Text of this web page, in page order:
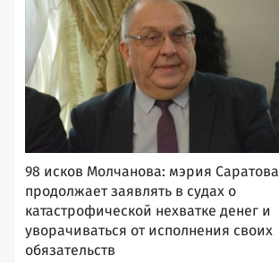
98 исков Молчанова: мэрия Саратова
продолжает заявлять в судах о
катастрофической нехватке денег и
уворачиваться от исполнения своих
обязательств